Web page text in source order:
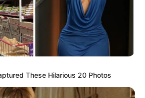
en una
que
es más …
These Hilarious 20 Photos